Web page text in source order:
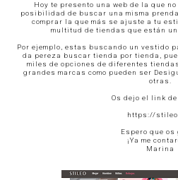
Hoy te presento una web de la que
posibilidad de buscar una misma
comprar la que más se ajuste a tu
multitud de tiendas que están
Por ejemplo, estas buscando un vestido
da pereza buscar tienda por tienda,
miles de opciones de diferentes
grandes marcas como pueden ser
otras.
Os dejo el link
https://
Espero que os
¡Ya me
Marina